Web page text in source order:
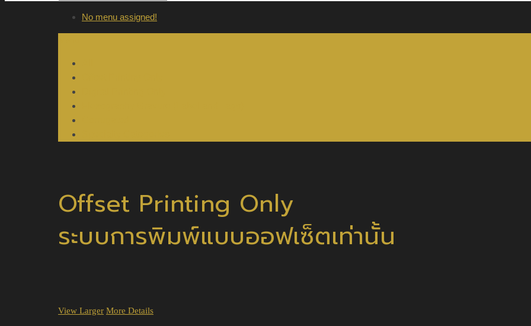
No menu assigned!
Offset Printing Only
ระบบการพิมพ์แบบออฟเซ็ตเท่านั้น
View Larger More Details